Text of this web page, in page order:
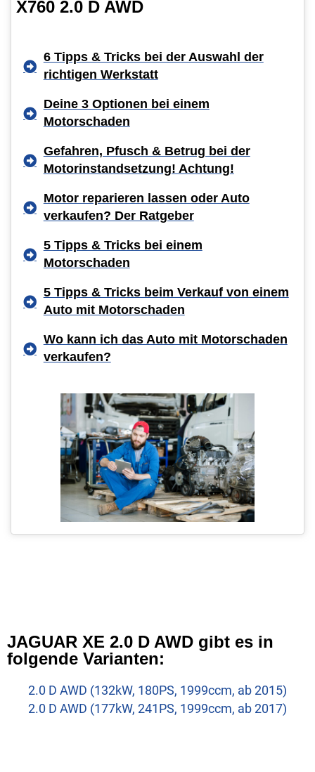
X760 2.0 D AWD
6 Tipps & Tricks bei der Auswahl der
richtigen Werkstatt
Deine 3 Optionen bei einem
Motorschaden
Gefahren, Pfusch & Betrug bei der
Motorinstandsetzung! Achtung!
Motor reparieren lassen oder Auto
verkaufen? Der Ratgeber
5 Tipps & Tricks bei einem
Motorschaden
5 Tipps & Tricks beim Verkauf von einem
Auto mit Motorschaden
Wo kann ich das Auto mit Motorschaden
verkaufen?
JAGUAR XE 2.0 D AWD gibt es in
folgende Varianten:
2.0 D AWD (132kW, 180PS, 1999ccm, ab 2015)
2.0 D AWD (177kW, 241PS, 1999ccm, ab 2017)